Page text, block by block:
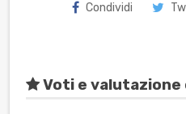
Condividi
Voti e valutazione